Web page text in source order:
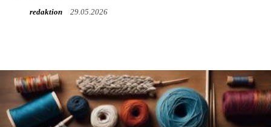
redaktion 29.05.2026